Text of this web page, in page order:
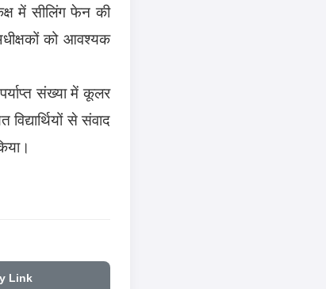
में सीलिंग फेन की
को आवश्यक
संख्या में कूलर
से संवाद
Link